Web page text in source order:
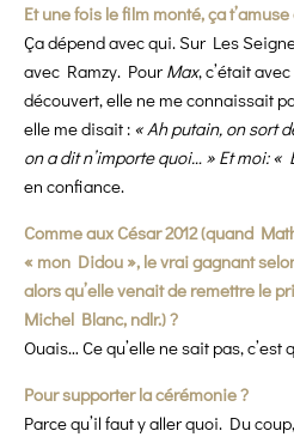
Et une fois le film monté, ça
Ça dépend avec qui. Sur Les
avec Ramzy. Pour Max, c’était
découvert, elle ne me connaissait
elle me disait : « Ah putain, on sort
on a dit n’importe quoi… » Et moi: «
en confiance.
Comme aux César 2012 (quand
« mon Didou », le vrai gagnant
alors qu’elle venait de remettre le
Michel Blanc, ndlr.) ?
Ouais… Ce qu’elle ne sait pas, c’est
Pour supporter la cérémonie ?
Parce qu’il faut y aller quoi. Du